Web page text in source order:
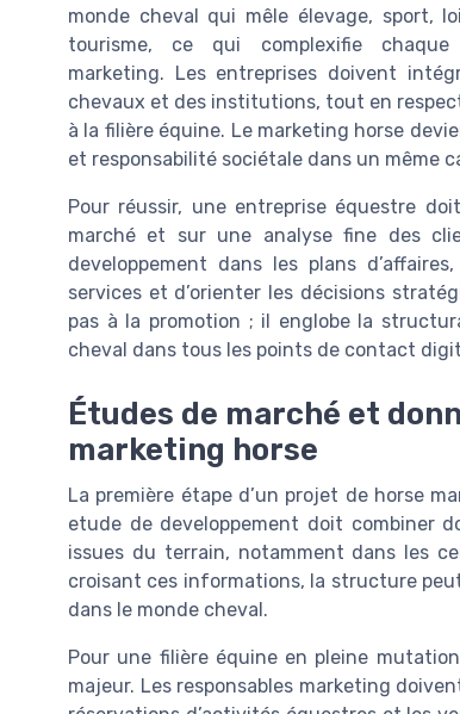
monde cheval qui mêle élevage, sport,
tourisme, ce qui complexifie chaque
marketing. Les entreprises doivent
chevaux et des institutions, tout en
à la filière équine. Le marketing horse
et responsabilité sociétale dans un même
Pour réussir, une entreprise équestre
marché et sur une analyse fine des
developpement dans les plans
services et d’orienter les décisions
pas à la promotion ; il englobe la
cheval dans tous les points de contact
Études de marché et
marketing horse
La première étape d’un projet de horse
etude de developpement doit combiner
issues du terrain, notamment dans les
croisant ces informations, la structure
dans le monde cheval.
Pour une filière équine en pleine
majeur. Les responsables marketing